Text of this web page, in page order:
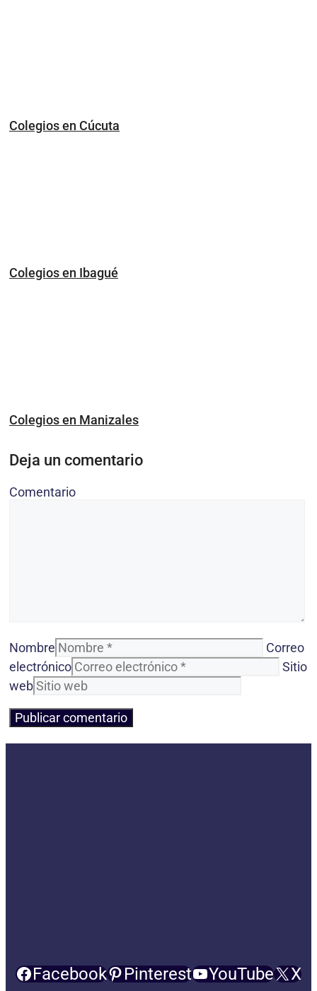
Colegios en Cúcuta
Colegios en Ibagué
Colegios en Manizales
Deja un comentario
Comentario
Nombre
Correo
electrónico
Sitio
web
Facebook Pinterest YouTube X